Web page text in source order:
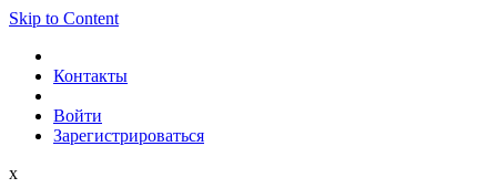
Skip to Content
Контакты
Войти
Зарегистрироваться
x